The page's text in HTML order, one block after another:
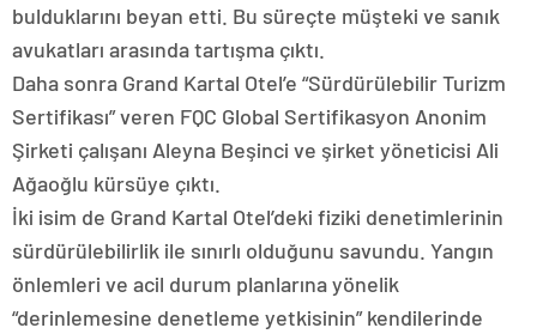
bulduklarını beyan etti. Bu süreçte müşteki ve sanık
avukatları arasında tartışma çıktı.
Daha sonra Grand Kartal Otel’e “Sürdürülebilir Turizm
Sertifikası” veren FQC Global Sertifikasyon Anonim
Şirketi çalışanı Aleyna Beşinci ve şirket yöneticisi Ali
Ağaoğlu kürsüye çıktı.
İki isim de Grand Kartal Otel’deki fiziki denetimlerinin
sürdürülebilirlik ile sınırlı olduğunu savundu. Yangın
önlemleri ve acil durum planlarına yönelik
“derinlemesine denetleme yetkisinin” kendilerinde